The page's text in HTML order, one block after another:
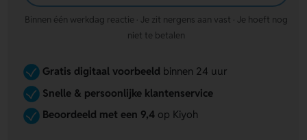
Binnen één werkdag reactie · Je zit nergens aan vast · Je hoeft nog
niet te betalen
Gratis digitaal voorbeeld binnen 24 uur
Snelle & persoonlijke klantenservice
Beoordeeld met een 9,4op Kiyoh